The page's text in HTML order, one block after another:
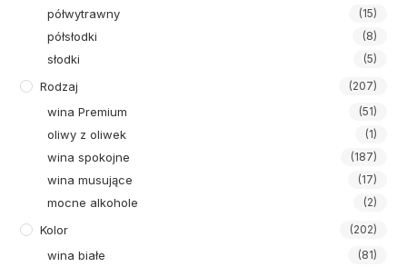
półwytrawny (15)
półsłodki (8)
słodki (5)
Rodzaj (207)
wina Premium (51)
oliwy z oliwek (1)
wina spokojne (187)
wina musujące (17)
mocne alkohole (2)
Kolor (202)
wina białe (81)